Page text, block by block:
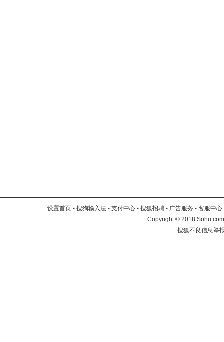
设置首页 - 搜狗输入法 - 支付中心 - 搜狐招聘 - 广告服务 - 客服中心
Copyright©2018
搜狐不良信息举